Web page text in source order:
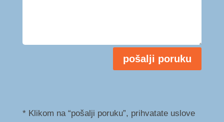
pošalji poruku
* Klikom na “pošalji poruku”, prihvatate uslove